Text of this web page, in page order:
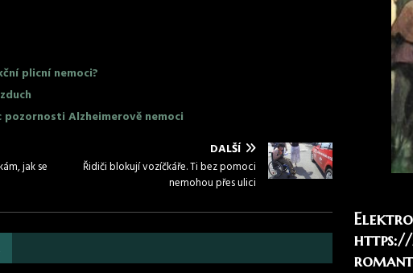
plicní nemoci?
Alzheimerově nemoci
jak se
DALŠÍ
Řidiči blokují vozíčkáře. Ti bez pomoci
nemohou přes ulici